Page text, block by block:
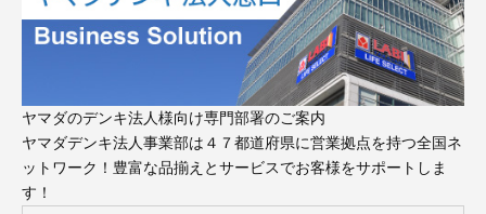
ヤマダのデンキ法人様向け専門部署のご案内
ヤマダデンキ法人事業部は４７都道府県に営業拠点を持つ全国ネ
ットワーク！豊富な品揃えとサービスでお客様をサポートしま
す！